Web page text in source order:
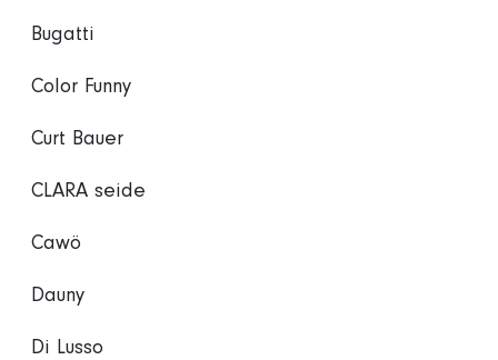
Bugatti
Color Funny
Curt Bauer
CLARA seide
Cawö
Dauny
Di Lusso